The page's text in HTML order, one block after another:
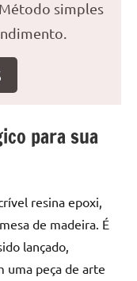
Método simples
para sua
resina epoxi,
de madeira. É
lançado,
uma peça de arte